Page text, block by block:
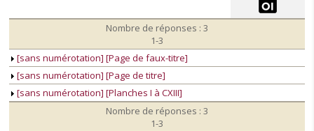
Nombre de réponses : 3
1-3
[sans numérotation] [Page de faux-titre]
[sans numérotation] [Page de titre]
[sans numérotation] [Planches I à CXIII]
Nombre de réponses : 3
1-3